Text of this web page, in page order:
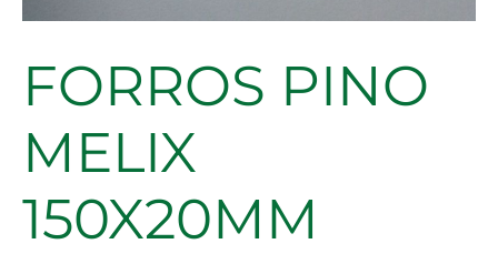
FORROS PINO
MELIX
150X20MM